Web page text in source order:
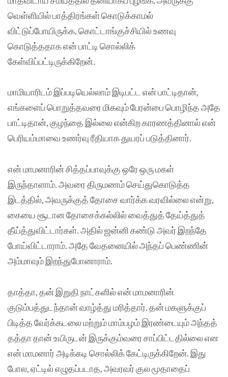
வெள்ளியில் பாத்திரங்கள் கொடுக்காமல்
விட்டுப்போயிருக்க, கொட்டாங்குச்சியில் உணவு
கொடுத்ததாக என் பாட்டி சொல்லிக்
கேள்விப்பட்டிருக்கிறேன்.
மாமியாரிடம் இப்படியெல்லாம் இடிபட்ட என் பாட்டிதான்,
எங்களைப் பொறுத்தவரை மிகவும் பேரன்பை பொழிந்த அதே
பாட்டிதான், குழந்தை இல்லை என்கிற காரணத்தினால் என்
பெரியம்மாவை உணர்வு ரீதியாக துயரப் படுத்தினார்.
என் மாமனாரின் சித்தப்பாவுக்கு ஒரே ஒரு மகள்
இருந்தாளாம். அவரை திருமணம் செய்துகொடுத்த
இடத்தில், அவருக்குத் தோசை வார்க்க வரவில்லை என்று,
கையை சூடான தோசைக்கல்லில் வைத்துத் தேய்த்துத்
தீய்த்துவிட்டார்கள். அதில் ஜன்னி கண்டு அவர் இறந்தே
போய்விட்டாராம். அதே வேதனையில் அந்தப் பெண்ணின்
அம்மாவும் இறந்துபோனாராம்.
தாத்தா, தன் இறுதி நாட்களில் என் மாமனாரின்
குடும்பத்துடந்தான் வாழ்த்து மரித்தார். தன் மகளுக்குப்
பிடித்த வேர்க்கடலை மற்றும் மாம்பழம் இரண்டையும் அந்தத்
தத்தா தான் உயிருடன் இருக்கும்வரை சாப்பிட்டதில்லை என
என் மாமனார் அடிக்கடி சொல்லிக் கேட்டிருக்கிறேன். இது
போல, ஏட்டில் எழுதப்படாத, அவரவர் குல மூதாதைப்